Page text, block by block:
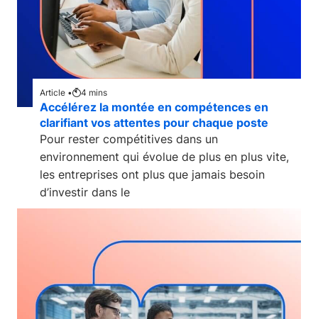
Article • 4 mins
Accélérez la montée en compétences en
clarifiant vos attentes pour chaque poste
Pour rester compétitives dans un
environnement qui évolue de plus en plus vite,
les entreprises ont plus que jamais besoin
d’investir dans le